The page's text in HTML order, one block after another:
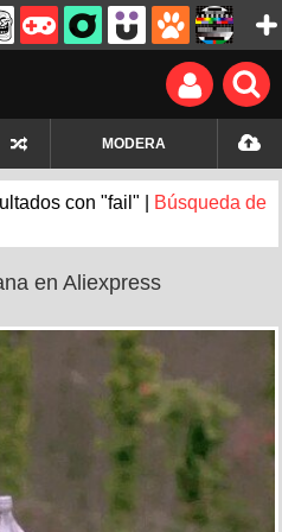
MODERA
con "fail" |
Búsqueda de
en Aliexpress